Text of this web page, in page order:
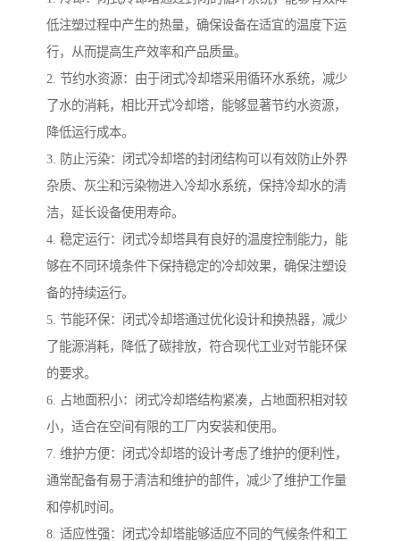
低注塑过程中产生的热量，确保设备在适宜的温度下运
行，从而提高生产效率和产品质量。
2. 节约水资源：由于闭式冷却塔采用循环水系统，减少
了水的消耗，相比开式冷却塔，能够显著节约水资源，
降低运行成本。
3. 防止污染：闭式冷却塔的封闭结构可以有效防止外界
杂质、灰尘和污染物进入冷却水系统，保持冷却水的清
洁，延长设备使用寿命。
4. 稳定运行：闭式冷却塔具有良好的温度控制能力，能
够在不同环境条件下保持稳定的冷却效果，确保注塑设
备的持续运行。
5. 节能环保：闭式冷却塔通过优化设计和换热器，减少
了能源消耗，降低了碳排放，符合现代工业对节能环保
的要求。
6. 占地面积小：闭式冷却塔结构紧凑，占地面积相对较
小，适合在空间有限的工厂内安装和使用。
7. 维护方便：闭式冷却塔的设计考虑了维护的便利性，
通常配备有易于清洁和维护的部件，减少了维护工作量
和停机时间。
8. 适应性强：闭式冷却塔能够适应不同的气候条件和工